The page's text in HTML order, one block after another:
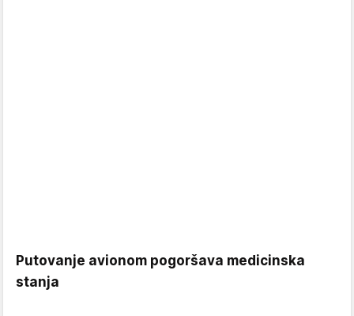
Putovanje avionom pogoršava medicinska
stanja